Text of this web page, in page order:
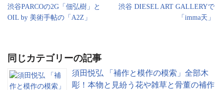
sl
渋谷PARCOの2G「佃弘樹」と
OIL by 美術手帖の「A2Z」
渋谷 DIESEL ART GALLERYで
「imma天」
同じカテゴリーの記事
須田悦弘 「補作と模作の模索」全部木
彫！本物と見紛う花や雑草と骨董の補作